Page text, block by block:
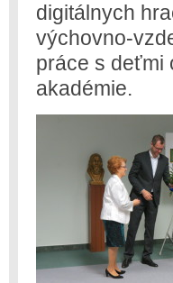
digitálnych
výchovno-
práce s deťmi
akadémie.